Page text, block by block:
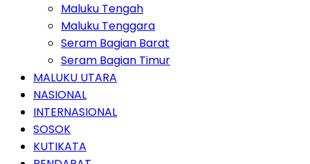
Maluku Tengah
Maluku Tenggara
Seram Bagian Barat
Seram Bagian Timur
MALUKU UTARA
NASIONAL
INTERNASIONAL
SOSOK
KUTIKATA